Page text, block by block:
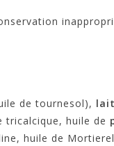
de tournesol), lait
tricalcique, huile de
huile de